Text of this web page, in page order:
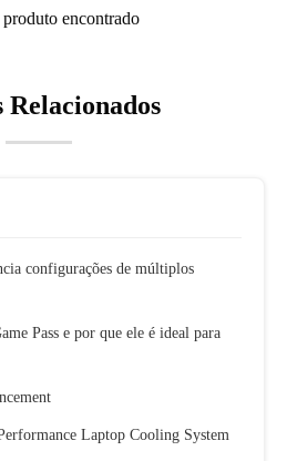
encontrado
Relacionados
configurações de múltiplos
Pass e por que ele é ideal para
Laptop Cooling System